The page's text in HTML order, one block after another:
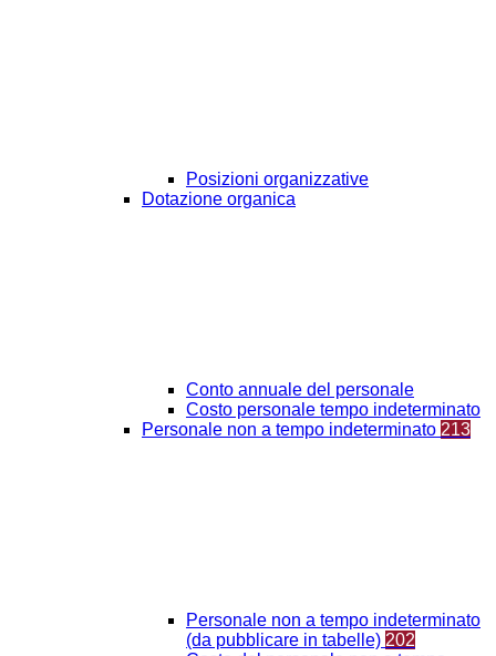
Posizioni organizzative
Dotazione organica
Conto annuale del personale
Costo personale tempo indeterminato
Personale non a tempo indeterminato 213
Personale non a tempo indeterminato
(da pubblicare in tabelle) 202